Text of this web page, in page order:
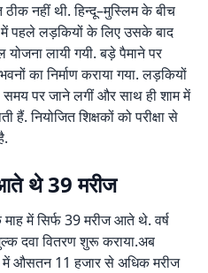
नहीं थी. हिन्दू–मुस्लिम के बीच
पहले लड़कियों के लिए उसके बाद
लायी गयी. बड़े पैमाने पर
का निर्माण कराया गया. लड़कियों
पर जाने लगीं और साथ ही शाम में
हैं. नियोजित शिक्षकों को परीक्षा से
थे 39 मरीज
में सिर्फ 39 मरीज आते थे. वर्ष
दवा वितरण शुरू कराया.अब
में औसतन 11 हजार से अधिक मरीज